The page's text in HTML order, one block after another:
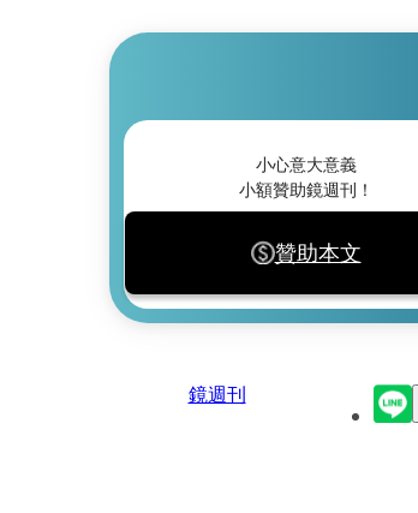
小心意大意義
小額贊助鏡週刊！
贊助本文
鏡週刊